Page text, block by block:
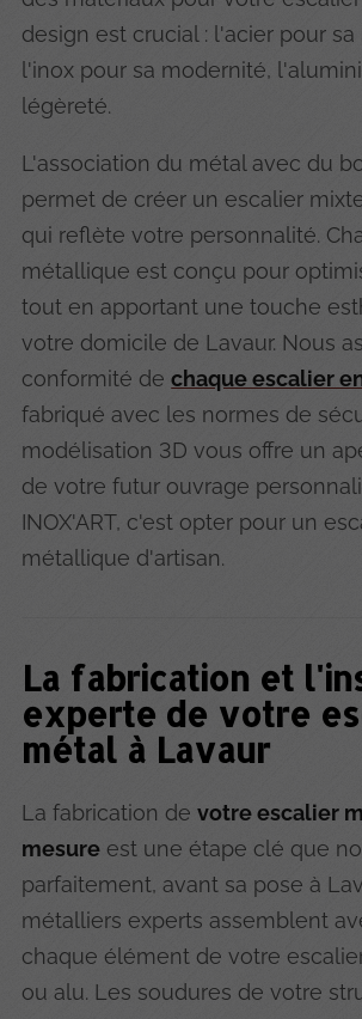
design est crucial : l'acier pour sa
l'inox pour sa modernité,
légèreté.
L'association du métal avec du
permet de créer un escalier
qui reflète votre personnalité.
métallique est conçu pour
tout en apportant une touche
votre domicile de Lavaur. Nous
conformité dechaque escalier
fabriqué avec les normes de
modélisation 3D vous offre un
de votre futur ouvrage
INOX'ART, c'est opter pour un
métallique d'artisan.
La fabrication et
experte de votre
métal à Lavaur
La fabrication devotre escalier
mesure est une étape clé que
parfaitement, avant sa pose à
métalliers experts assemblent
chaque élément de votre
ou alu. Les soudures de votre